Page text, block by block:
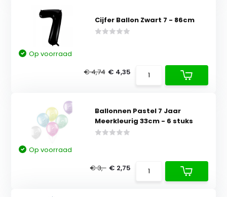
Cijfer Ballon Zwart 7 - 86cm
Op voorraad
€ 4,74 € 4,35
Ballonnen Pastel 7 Jaar
Meerkleurig 33cm - 6 stuks
Op voorraad
€ 3,- € 2,75